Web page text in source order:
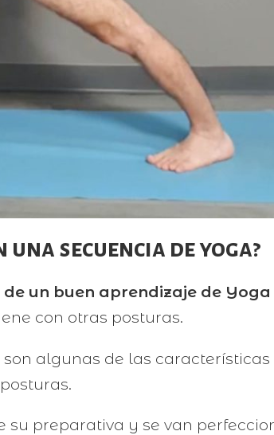
secuencia de yoga?
de un buen aprendizaje de Yoga
con otras posturas.
son algunas de las características
preparativa y se van